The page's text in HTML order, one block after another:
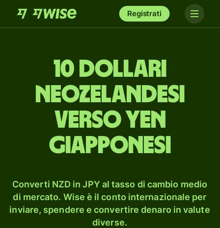
Registrati
10 dollari
neozelandesi
verso yen
giapponesi
Converti NZD in JPY al tasso di cambio medio
di mercato. Wise è il conto internazionale per
inviare, spendere e convertire denaro in valute
diverse.